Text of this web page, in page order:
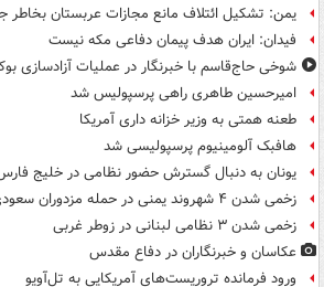
یمن: تشکیل ائتلاف مانع مجازات عربستان بخاطر
فیدان: ایران هدف پیمان دفاعی مکه نیست
شوخی حاج‌قاسم با خبرنگار در عملیات آزادسازی
امیرحسین طاهری راهی پرسپولیس شد
طعنه همتی به وزیر خزانه داری آمریکا
هافبک آلومینیوم پرسپولیسی شد
یونان به دنبال گسترش حضور نظامی در خلیج
زخمی شدن ۴ شهروند یمنی در حمله مزدوران سعودی
زخمی شدن ۳ نظامی لبنانی در زوطر غربی
عکاسان و خبرنگاران در دفاع مقدس
ورود فرمانده تروریست‌های آمریکایی به تل‌آویو